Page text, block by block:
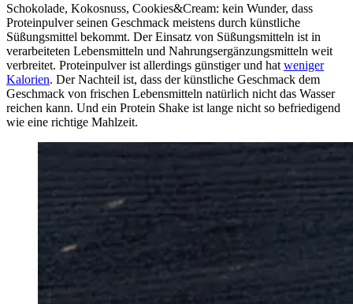
Schokolade, Kokosnuss, Cookies&Cream: kein Wunder, dass
Proteinpulver seinen Geschmack meistens durch künstliche
Süßungsmittel bekommt. Der Einsatz von Süßungsmitteln ist in
verarbeiteten Lebensmitteln und Nahrungsergänzungsmitteln weit
verbreitet. Proteinpulver ist allerdings günstiger und hat weniger
Kalorien. Der Nachteil ist, dass der künstliche Geschmack dem
Geschmack von frischen Lebensmitteln natürlich nicht das Wasser
reichen kann. Und ein Protein Shake ist lange nicht so befriedigend
wie eine richtige Mahlzeit.